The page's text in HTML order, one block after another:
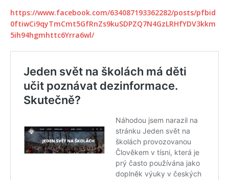
https://www.facebook.com/634087193362282/posts/pfbid
0ftiwCi9qyTmCmt5GfRnZs9kuSDPZQ7N4GzLRHfYDV3kkm
5ih94hgmhttc6Yrra6wl/